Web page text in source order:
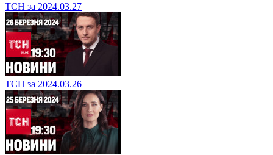
ТСН за 2024.03.27
ТСН за 2024.03.26